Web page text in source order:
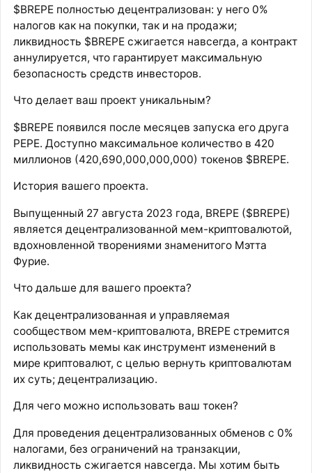
$BREPE полностью децентрализован: у него 0%
налогов как на покупки, так и на продажи;
ликвидность $BREPE сжигается навсегда, а контракт
аннулируется, что гарантирует максимальную
безопасность средств инвесторов.
Что делает ваш проект уникальным?
$BREPE появился после месяцев запуска его друга
PEPE. Доступно максимальное количество в 420
миллионов (420,690,000,000,000) токенов $BREPE.
История вашего проекта.
Выпущенный 27 августа 2023 года, BREPE ($BREPE)
является децентрализованной мем-криптовалютой,
вдохновленной творениями знаменитого Мэтта
Фурие.
Что дальше для вашего проекта?
Как децентрализованная и управляемая
сообществом мем-криптовалюта, BREPE стремится
использовать мемы как инструмент изменений в
мире криптовалют, с целью вернуть криптовалютам
их суть; децентрализацию.
Для чего можно использовать ваш токен?
Для проведения децентрализованных обменов с 0%
налогами, без ограничений на транзакции,
ликвидность сжигается навсегда. Мы хотим быть